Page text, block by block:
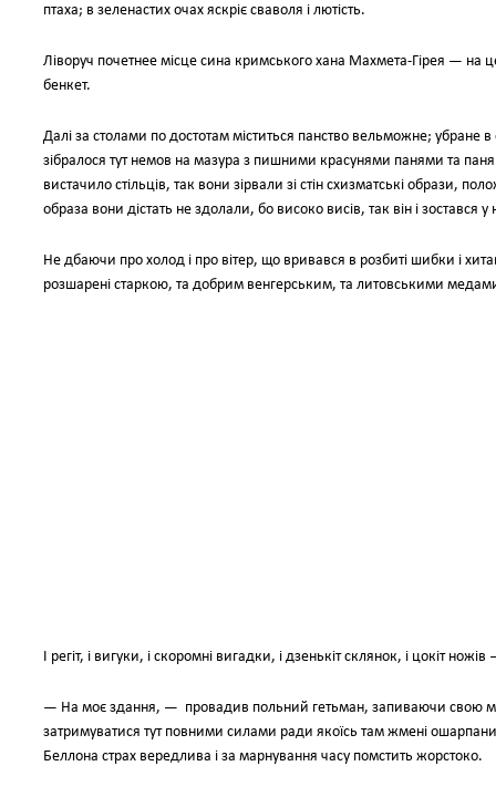
птаха; в зеленастих очах яскріє сваволя і лютість.
Ліворуч почетнее місце сина кримського хана Махмета-Гірея — на
бенкет.
Далі за столами по достотам міститься панство вельможне; убране
зібралося тут немов на мазура з пишними красунями панями та
вистачило стільців, так вони зірвали зі стін схизматські образи,
образа вони дістать не здолали, бо високо висів, так він і зостався
Не дбаючи про холод і про вітер, що вривався в розбиті шибки і
розшарені старкою, та добрим венгерським, та литовськими
І регіт, і вигуки, і скоромні вигадки, і дзенькіт склянок, і цокіт
— На моє здання, — провадив польний гетьман, запиваючи свою
затримуватися тут повними силами ради якоїсь там жмені
Беллона страх вередлива і за марнування часу помстить жорстоко.